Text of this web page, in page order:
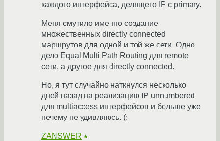
каждого интерфейса, делящего IP с primary.
Меня смутило именно создание
множественных directly connected
маршрутов для одной и той же сети. Одно
дело Equal Multi Path Routing для remote
сети, а другое для directly connected.
Но, я тут случайно наткнулся несколько
дней назад на реализацию IP unnumbered
для multiaccess интерфейсов и больше уже
нечему не удивляюсь. (:
ZANSWER ★